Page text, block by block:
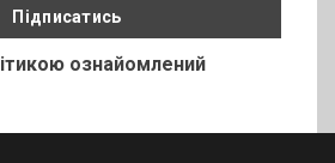
ознайомлений